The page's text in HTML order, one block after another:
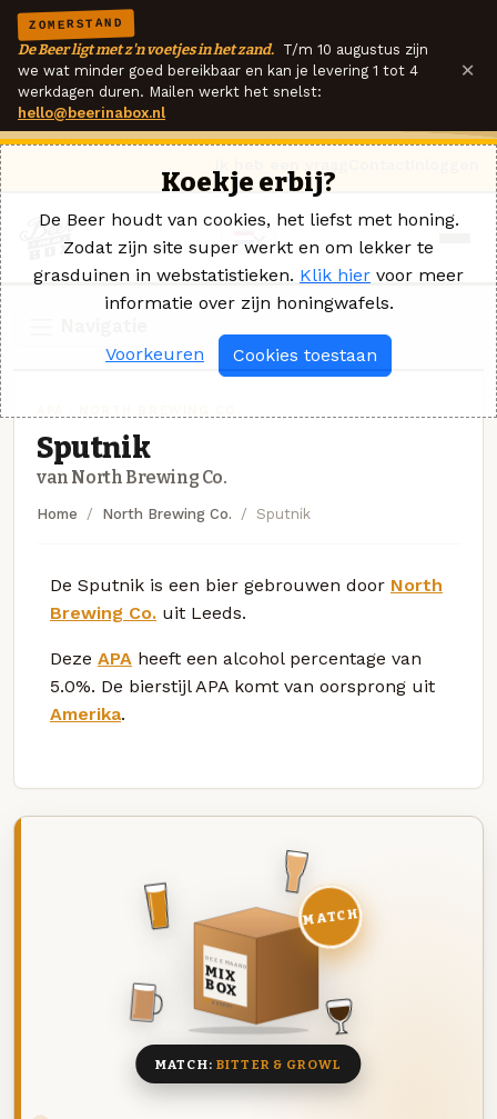
ZOMERSTAND
De Beer ligt met z'n voetjes in het zand. T/m 10 augustus zijn
we wat minder goed bereikbaar en kan je levering 1 tot 4
werkdagen duren. Mailen werkt het snelst:
hello@beerinabox.nl
×
Sputnik
van North Brewing Co.
Home North Brewing Co. Sputnik
De Sputnik is een bier gebrouwen door North
Brewing Co. uit Leeds.
Deze APA heeft een alcohol percentage van
5.0%. De bierstijl APA komt van oorsprong uit
Amerika.
DEZE MAAND
MIX
BOX
8 BIEREN
MATCH
MATCH: BITTER & GROWL
Koekje erbij?
De Beer houdt van cookies, het liefst met honing.
Zodat zijn site super werkt en om lekker te
grasduinen in webstatistieken. Klik hier voor meer
informatie over zijn honingwafels.
Voorkeuren Cookies toestaan